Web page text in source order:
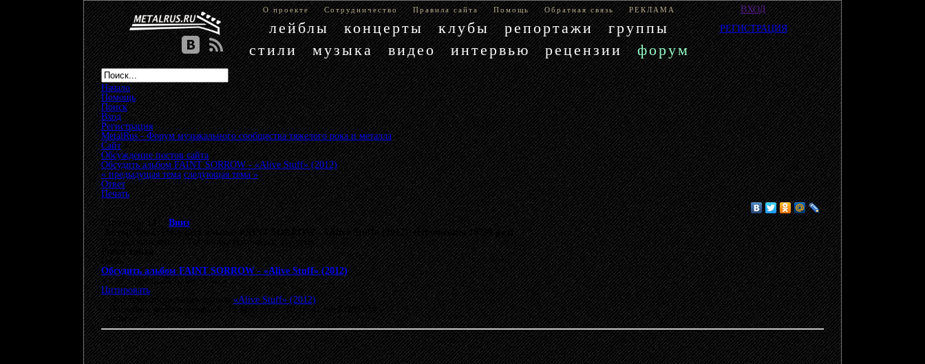
О проекте Сотрудничество Правила сайта Помощь Обратная связь РЕКЛАМА
лейблы концерты клубы репортажи
группы
стили
музыка видео интервью рецензии форум
ВХОД
РЕГИСТРАЦИЯ
Начало
Помощь
Поиск
Вход
Регистрация
MetalRus - Форум музыкального сообщества тяжелого рока и металла»
Сайт»
Обсуждение постов сайта»
Обсудить альбом FAINT SORROW - «Alive Stuff» (2012)
« предыдущая тема следующая тема »
Ответ
Печать
Страницы: [1]Вниз
АвторТема: Обсудить альбом FAINT SORROW - «Alive Stuff» (2012) (Прочитано 10739 раз)
0 Пользователей и 1 Гость просматривают эту тему.
Робот сайта
Гость
Обсудить альбом FAINT SORROW - «Alive Stuff» (2012)
«:27 Апрель 2026, 06:37:05 »
Цитировать
Это тема обсуждения записи«Alive Stuff» (2012).
«Последнее редактирование: 13 Май 2026, 10:16:41 от KONDOR»
Записан